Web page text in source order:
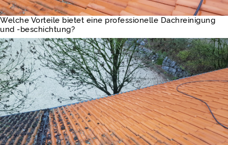
Welche Vorteile bietet eine professionelle Dachreinigung
und -beschichtung?